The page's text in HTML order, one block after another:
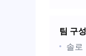
팀 구성
솔로